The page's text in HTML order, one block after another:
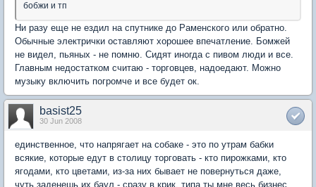
бобжи и тп
Ни разу еще не ездил на спутнике до Раменского или обратно.
Обычные электрички оставляют хорошее впечатление. Бомжей
не видел, пьяных - не помню. Сидят иногда с пивом люди и все.
Главным недостатком считаю - торговцев, надоедают. Можно
музыку включить погромче и все будет ок.
basist25
30 Jun 2008
единственное, что напрягает на собаке - это по утрам бабки
всякие, которые едут в столицу торговать - кто пирожками, кто
ягодами, кто цветами, из-за них бывает не повернуться даже,
чуть заденешь их баул - сразу в крик, типа ты мне весь бизнес